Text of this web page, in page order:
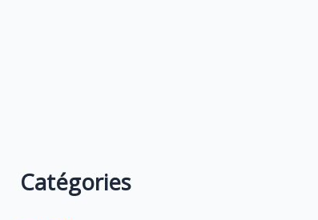
Catégories